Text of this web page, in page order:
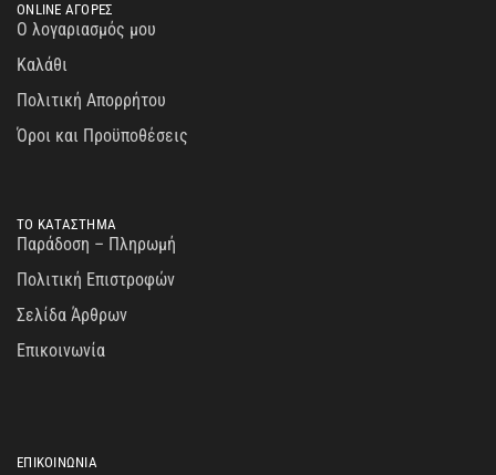
ONLINE ΑΓΟΡΕΣ
Ο λογαριασμός μου
Καλάθι
Πολιτική Απορρήτου
Όροι και Προϋποθέσεις
ΤΟ ΚΑΤΑΣΤΗΜΑ
Παράδοση – Πληρωμή
Πολιτική Επιστροφών
Σελίδα Άρθρων
Επικοινωνία
ΕΠΙΚΟΙΝΩΝΙΑ